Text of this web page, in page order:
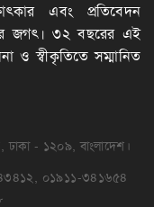
এবং প্রতিবেদন
জগৎ। ৩২ বছরের এই
ও স্বীকৃতিতে সম্মানিত
- ১২০৯, বাংলাদেশ।
০১৯১১-৩৪১৬৫৪